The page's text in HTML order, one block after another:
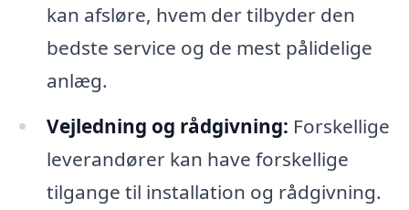
kan afsløre, hvem der tilbyder den
bedste service og de mest pålidelige
anlæg.
Vejledning og rådgivning: Forskellige
leverandører kan have forskellige
tilgange til installation og rådgivning.